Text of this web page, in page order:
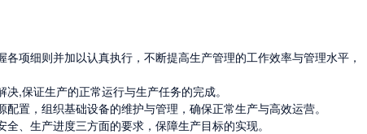
项细则并加以认真执行，不断提高生产管理的工作效率与管理水平，
,保证生产的正常运行与生产任务的完成。
置，组织基础设备的维护与管理，确保正常生产与高效运营。
、生产进度三方面的要求，保障生产目标的实现。